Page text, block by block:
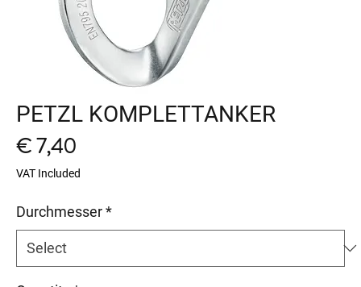
PETZL KOMPLETTANKER
€ 7,40
VAT Included
Durchmesser*